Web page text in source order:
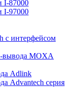
I-87000
I-97000
с интерфейсом
вывода MOXA
Adlink
Advantech серия